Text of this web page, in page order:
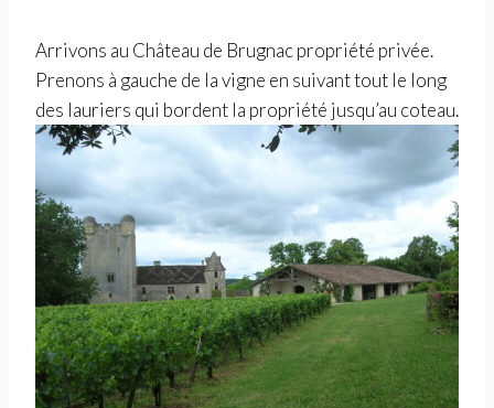
Arrivons au Château de Brugnac propriété privée.
Prenons à gauche de la vigne en suivant tout le long
des lauriers qui bordent la propriété jusqu’au coteau.